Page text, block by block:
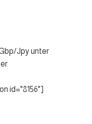
Jpy unter
id="8156"]